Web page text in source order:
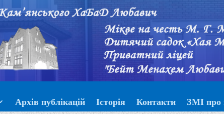
Архів публікацій Історія Контакти ЗМІ про